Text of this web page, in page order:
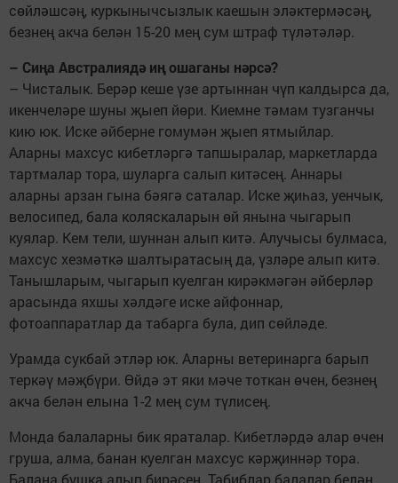
сөйләшсәң, куркынычсызлык каешын эләктермәсәң,
безнең акча белән 15-20 мең сум штраф түләтәләр.
– Сиңа Австралиядә иң ошаганы нәрсә?
– Чисталык. Берәр кеше үзе артыннан чүп калдырса да,
икенчеләре шуны җыеп йөри. Киемне тәмам тузганчы
кию юк. Иске әйберне гомумән җыеп ятмыйлар.
Аларны махсус кибетләргә тапшыралар, маркетларда
тартмалар тора, шуларга салып китәсең. Аннары
аларны арзан гына бәягә саталар. Иске җиһаз, уенчык,
велосипед, бала коляскаларын өй янына чыгарып
куялар. Кем тели, шуннан алып китә. Алучысы булмаса,
махсус хезмәткә шалтыратасың да, үзләре алып китә.
Танышларым, чыгарып куелган кирәкмәгән әйберләр
арасында яхшы хәлдәге иске айфоннар,
фотоаппаратлар да табарга була, дип сөйләде.
Урамда сукбай этләр юк. Аларны ветеринарга барып
теркәү мәҗбүри. Өйдә эт яки мәче тоткан өчен, безнең
акча белән елына 1-2 мең сум түлисең.
Монда балаларны бик яраталар. Кибетләрдә алар өчен
груша, алма, банан куелган махсус кәрҗиннәр тора.
Балаңа бушка алып бирәсең. Табиблар балалар белән